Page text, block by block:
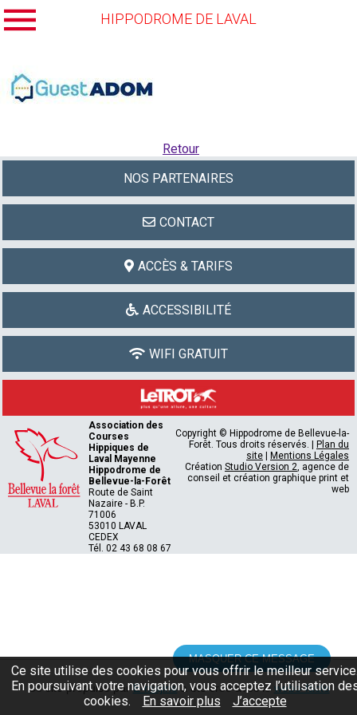
HIPPODROME DE LAVAL
Retour
NOS PARTENAIRES
CONTACT
ACCÈS & TARIFS
ACCESSIBILITÉ
WIFI GRATUIT
Association des
Courses
Hippiques de
Laval Mayenne
Hippodrome de
Bellevue-la-Forêt
Route de Saint
Nazaire - B.P.
71006
53010 LAVAL
CEDEX
Tél. 02 43 68 08 67
Copyright © Hippodrome de Bellevue-la-
Forêt. Tous droits réservés. |
Plan du
site
Mentions Légales
Création Studio Version 2, agence de
conseil et création graphique print et
web
Ce site propulsé parE-majinea été créé avec le webo-facto
MASQUER CE MESSAGE
Ce site utilise des cookies pour vous offrir le meilleur
En poursuivant votre navigation, vous acceptez l’utilisation
cookies.
En savoir plus J’accepte